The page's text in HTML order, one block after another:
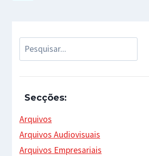
Pesquisar
Secções:
Arquivos
Arquivos Audiovisuais
Arquivos Empresariais